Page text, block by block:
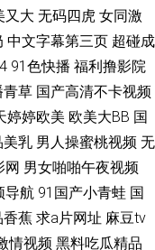
花黄色视频 国产不雅视频
91茄子青青操 国产TS丝袜
综合征色 91美脚 丰满熟妇
院 91黄色熊猫 bt种子 磁力
频 国产欧美日韩撸啊撸视
又大 无码四虎 女同激
中文字幕第三页 超碰成
91色快播 福利撸影院
青草 国产高清不卡视频
婷婷欧美 欧美大BB 国
美乳 男人操蜜桃视频 无
网 男女啪啪午夜视频
导航 91国产小青蛙 国
香蕉 求a片网址 麻豆tv
情视频 黑料吃瓜精品